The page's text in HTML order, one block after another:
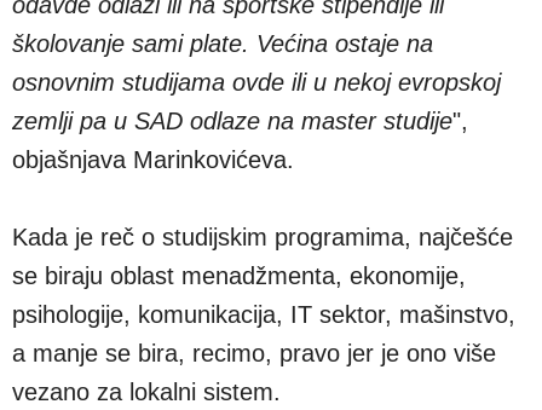
školovanje sami plate. Većina ostaje na
osnovnim studijama ovde ili u nekoj evropskoj
zemlji pa u SAD odlaze na master studije",
objašnjava Marinkovićeva.
Kada je reč o studijskim programima, najčešće
se biraju oblast menadžmenta, ekonomije,
psihologije, komunikacija, IT sektor, mašinstvo,
a manje se bira, recimo, pravo jer je ono više
vezano za lokalni sistem.